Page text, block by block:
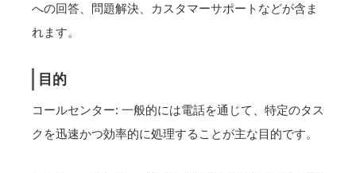
への回答、問題解決、カスタマーサポートなどが含ま
れます。
目的
コールセンター: 一般的には電話を通じて、特定のタス
クを迅速かつ効率的に処理することが主な目的です。